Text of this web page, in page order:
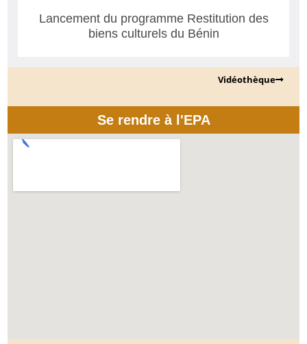
Lancement du programme Restitution des
biens culturels du Bénin
Vidéothèque
Se rendre à l'EPA